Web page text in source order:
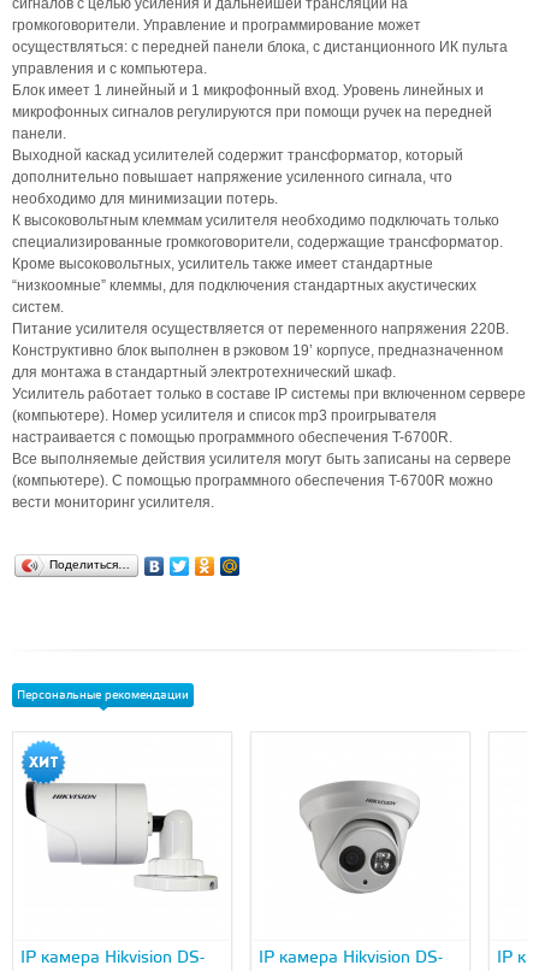
сигналов с целью усиления и дальнейшей трансляции на
громкоговорители. Управление и программирование может
осуществляться: c передней панели блока, с дистанционного ИК пульта
управления и с компьютера.
Блок имеет 1 линейный и 1 микрофонный вход. Уровень линейных и
микрофонных сигналов регулируются при помощи ручек на передней
панели.
Выходной каскад усилителей содержит трансформатор, который
дополнительно повышает напряжение усиленного сигнала, что
необходимо для минимизации потерь.
К высоковольтным клеммам усилителя необходимо подключать только
специализированные громкоговорители, содержащие трансформатор.
Кроме высоковольтных, усилитель также имеет стандартные
“низкоомные” клеммы, для подключения стандартных акустических
систем.
Питание усилителя осуществляется от переменного напряжения 220В.
Конструктивно блок выполнен в рэковом 19’ корпусе, предназначенном
для монтажа в стандартный электротехнический шкаф.
Усилитель работает только в составе IP системы при включенном сервере
(компьютере). Номер усилителя и список mp3 проигрывателя
настраивается с помощью программного обеспечения T-6700R.
Все выполняемые действия усилителя могут быть записаны на сервере
(компьютере). С помощью программного обеспечения T-6700R можно
вести мониторинг усилителя.
Поделиться…
Персональные рекомендации
IP камера Hikvision DS-
IP камера Hikvision DS-
IP